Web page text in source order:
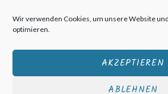
Wir verwenden Cookies, um unsere Website
optimieren.
AKZEPTIEREN
ABLEHNEN